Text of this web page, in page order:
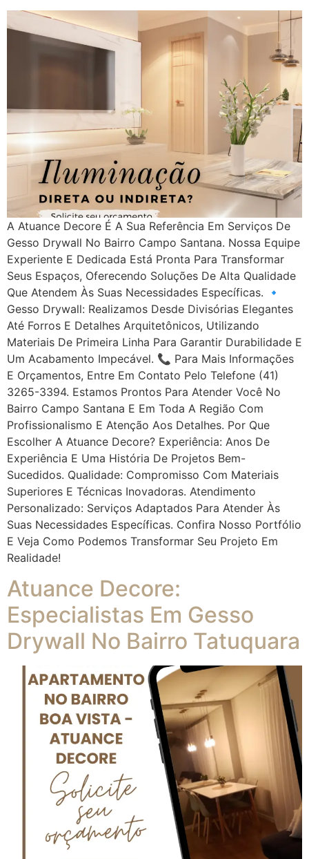
A Atuance Decore É A Sua Referência Em Serviços De
Gesso Drywall No Bairro Campo Santana. Nossa Equipe
Experiente E Dedicada Está Pronta Para Transformar
Seus Espaços, Oferecendo Soluções De Alta Qualidade
Que Atendem Às Suas Necessidades Específicas. 🔹
Gesso Drywall: Realizamos Desde Divisórias Elegantes
Até Forros E Detalhes Arquitetônicos, Utilizando
Materiais De Primeira Linha Para Garantir Durabilidade E
Um Acabamento Impecável. 📞 Para Mais Informações
E Orçamentos, Entre Em Contato Pelo Telefone (41)
3265-3394. Estamos Prontos Para Atender Você No
Bairro Campo Santana E Em Toda A Região Com
Profissionalismo E Atenção Aos Detalhes. Por Que
Escolher A Atuance Decore? Experiência: Anos De
Experiência E Uma História De Projetos Bem-
Sucedidos. Qualidade: Compromisso Com Materiais
Superiores E Técnicas Inovadoras. Atendimento
Personalizado: Serviços Adaptados Para Atender Às
Suas Necessidades Específicas. Confira Nosso Portfólio
E Veja Como Podemos Transformar Seu Projeto Em
Realidade!
Atuance Decore:
Especialistas Em Gesso
Drywall No Bairro Tatuquara